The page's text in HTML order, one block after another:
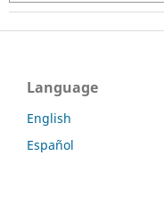
Language
English
Español